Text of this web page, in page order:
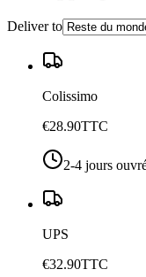
Deliver to
Colissimo
€28.90TTC
2-4 jours
UPS
€32.90TTC